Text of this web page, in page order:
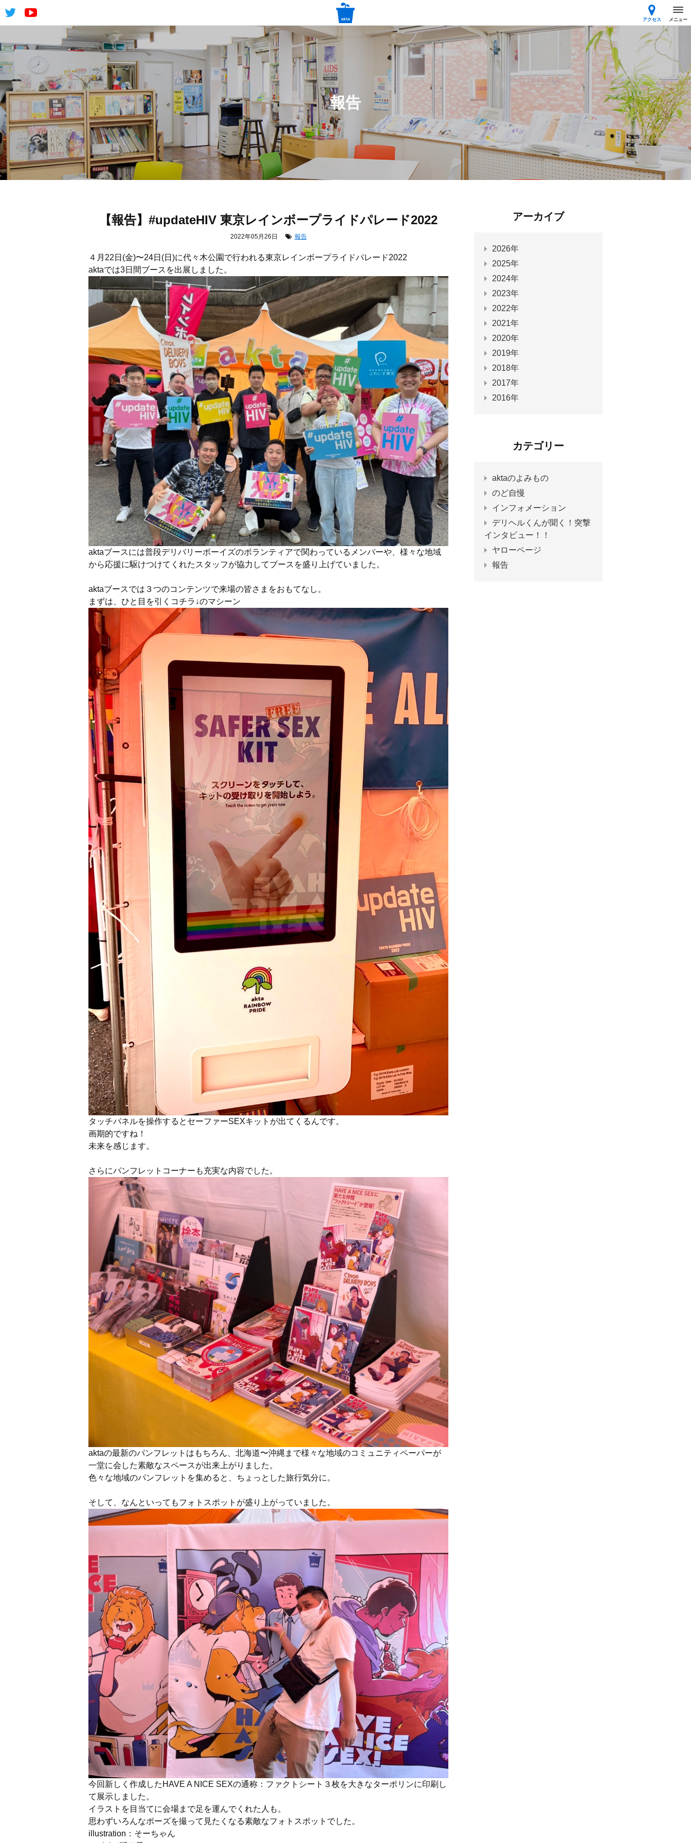
アクセス メニュー
報告
【報告】#updateHIV 東京レインボープライドパレード2022
2022年05月26日 報告
４月22日(金)〜24日(日)に代々木公園で行われる東京レインボープライドパレード2022
aktaでは3日間ブースを出展しました。
aktaブースには普段デリバリーボーイズのボランティアで関わっているメンバーや、様々な地域
から応援に駆けつけてくれたスタッフが協力してブースを盛り上げていました。
aktaブースでは３つのコンテンツで来場の皆さまをおもてなし。
まずは、ひと目を引くコチラ↓のマシーン
タッチパネルを操作するとセーファーSEXキットが出てくるんです。
画期的ですね！
未来を感じます。
さらにパンフレットコーナーも充実な内容でした。
aktaの最新のパンフレットはもちろん、北海道〜沖縄まで様々な地域のコミュニティペーパーが
一堂に会した素敵なスペースが出来上がりました。
色々な地域のパンフレットを集めると、ちょっとした旅行気分に。
そして、なんといってもフォトスポットが盛り上がっていました。
今回新しく作成したHAVE A NICE SEXの通称：ファクトシート３枚を大きなターポリンに印刷し
て展示しました。
イラストを目当てに会場まで足を運んでくれた人も。
思わずいろんなポーズを撮って見たくなる素敵なフォトスポットでした。
illustration：そーちゃん
アーカイブ
2026年
2025年
2024年
2023年
2022年
2021年
2020年
2019年
2018年
2017年
2016年
カテゴリー
aktaのよみもの
のど自慢
インフォメーション
デリヘルくんが聞く！突撃
インタビュー！！
ヤローページ
報告